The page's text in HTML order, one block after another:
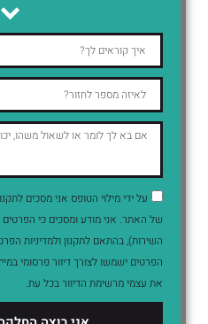
על ידי מילוי הטופס אני מסכים
של האתר. אני מודע ומסכים כי הפרטים
השירות), בהתאם לתקנון ולמדיניות
את עצמי מרשימת הדיוור בכל עת.